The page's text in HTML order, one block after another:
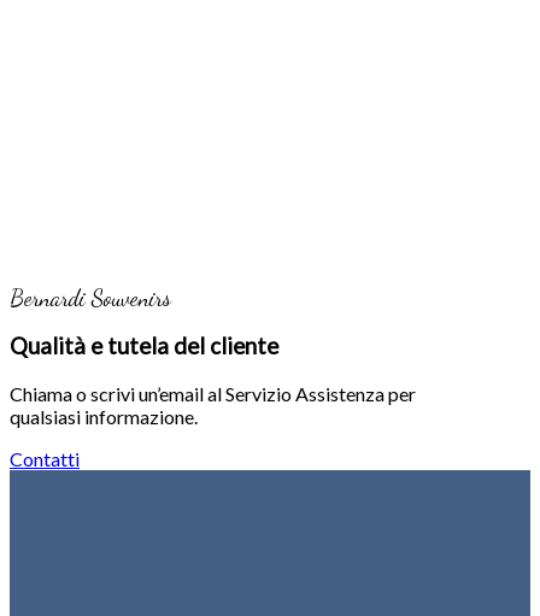
Bernardi Souvenirs
Qualità e tutela del cliente
Chiama o scrivi un’email al Servizio Assistenza per
qualsiasi informazione.
Contatti